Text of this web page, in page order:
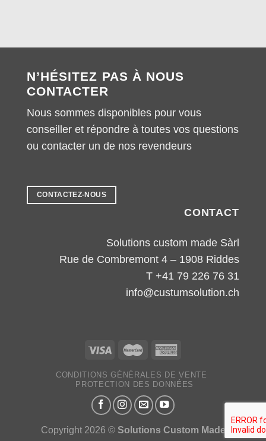
N’HÉSITEZ PAS À NOUS
CONTACTER
Nous sommes disponibles pour vous
conseiller et répondre à toutes vos questions
ou contacter un de nos revendeurs
CONTACTEZ-NOUS
CONTACT
Solutions custom made Sàrl
Rue de Combremont 4 – 1908 Riddes
T +41 79 226 76 31
info@custumsolution.ch
CONDITIONS GÉNÉRALES DE VENTE
PROTECTION DES DONNÉES
Copyright 2026 © Solutions Custom Made